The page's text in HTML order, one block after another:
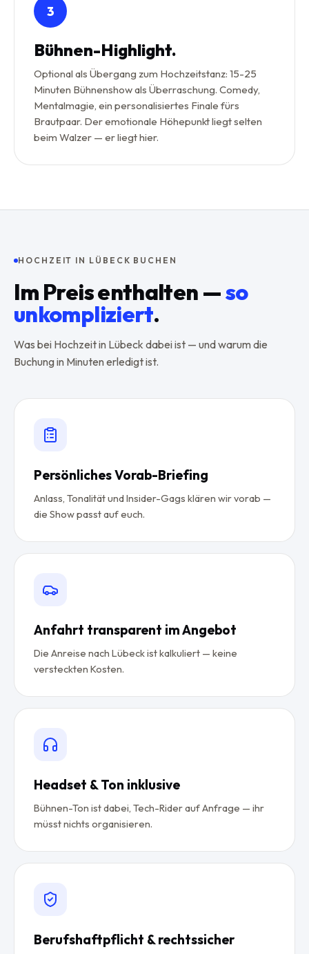
3
Bühnen-Highlight.
Optional als Übergang zum Hochzeitstanz: 15-25
Minuten Bühnenshow als Überraschung. Comedy,
Mentalmagie, ein personalisiertes Finale fürs
Brautpaar. Der emotionale Höhepunkt liegt selten
beim Walzer — er liegt hier.
HOCHZEIT IN LÜBECK BUCHEN
Im Preis enthalten —so
unkompliziert.
Was bei Hochzeit in Lübeck dabei ist — und warum die
Buchung in Minuten erledigt ist.
Persönliches Vorab-Briefing
Anlass, Tonalität und Insider-Gags klären wir vorab —
die Show passt auf euch.
Anfahrt transparent im Angebot
Die Anreise nach Lübeck ist kalkuliert — keine
versteckten Kosten.
Headset & Ton inklusive
Bühnen-Ton ist dabei, Tech-Rider auf Anfrage — ihr
müsst nichts organisieren.
Berufshaftpflicht & rechtssicher